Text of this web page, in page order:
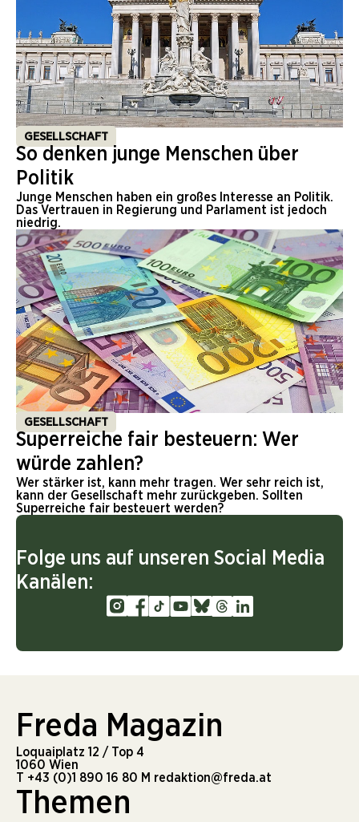
GESELLSCHAFT
So denken junge Menschen über
Politik
Junge Menschen haben ein großes Interesse an Politik.
Das Vertrauen in Regierung und Parlament ist jedoch
niedrig.
GESELLSCHAFT
Superreiche fair besteuern: Wer
würde zahlen?
Wer stärker ist, kann mehr tragen. Wer sehr reich ist,
kann der Gesellschaft mehr zurückgeben. Sollten
Superreiche fair besteuert werden?
Folge uns auf unseren Social Media
Kanälen:
Freda Magazin
Loquaiplatz 12 / Top 4
1060 Wien
T +43 (0)1 890 16 80 M redaktion@freda.at
Themen